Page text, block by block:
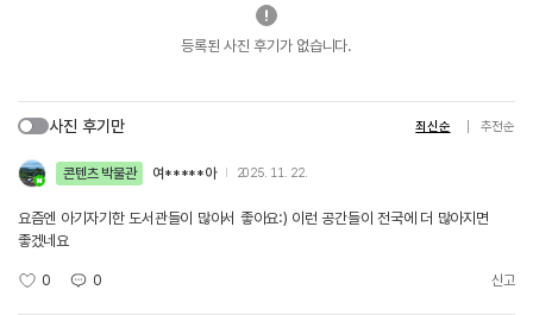
등록된 사진 후기가 없습니다.
사진 후기만 최신순 추천순
콘텐츠 박물관 여*****아 2025. 11. 22.
요즘엔 아기자기한 도서관들이 많아서 좋아요:) 이런 공간들이 전국에 더 많아지면
좋겠네요
0 0 신고